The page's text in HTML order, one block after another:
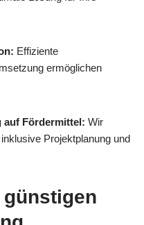
Effiziente
ermöglichen
auf Fördermittel: Wir
Projektplanung und
günstigen